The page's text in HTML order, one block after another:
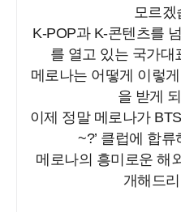
모르
K-POP과 K-콘텐츠를
를 열고 있는 국가대
메로나는 어떻게 이렇
을 받게
이제 정말 메로나가
~?’ 클럽에 합
메로나의 흥미로운 해
개해드